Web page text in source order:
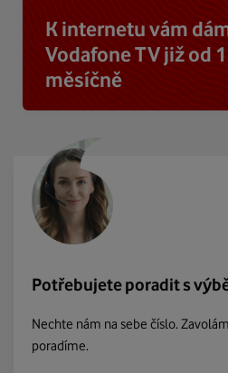
K internetu vám
Vodafone TV již od
měsíčně
Potřebujete poradit s
Nechte nám na sebe číslo.
poradíme.